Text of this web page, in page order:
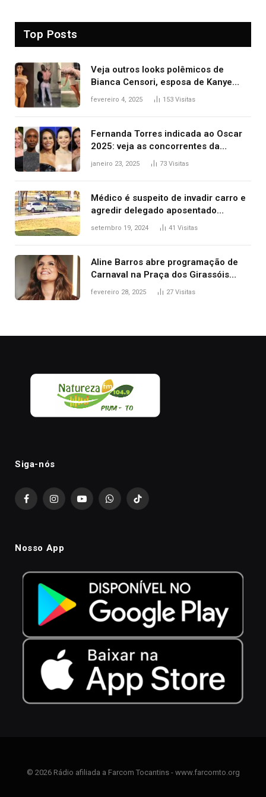
Top Posts
Veja outros looks polêmicos de
Bianca Censori, esposa de Kanye
West que apareceu nua no Grammy
fevereiro 4, 2025 153 Visitas
Fernanda Torres indicada ao Oscar
2025: veja as concorrentes da
brasileira a melhor atriz
janeiro 23, 2025 73 Visitas
Médico é suspeito de invadir carro e
agredir delegado aposentado
durante confusão no trânsito
setembro 19, 2024 41 Visitas
Aline Barros abre programação de
Carnaval na Praça dos Girassóis
nesta sexta-feira, em Palmas
fevereiro 28, 2025 27 Visitas
Siga-nós
FacebookInstagramYouTubeWhatsAppTikTok
Nosso App
© 2026 Rádio afiliada a Farcom Tocantins - www.farcomto.org